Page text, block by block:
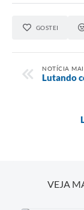
GOSTEI
NOTÍCIA
Lutando
VEJA